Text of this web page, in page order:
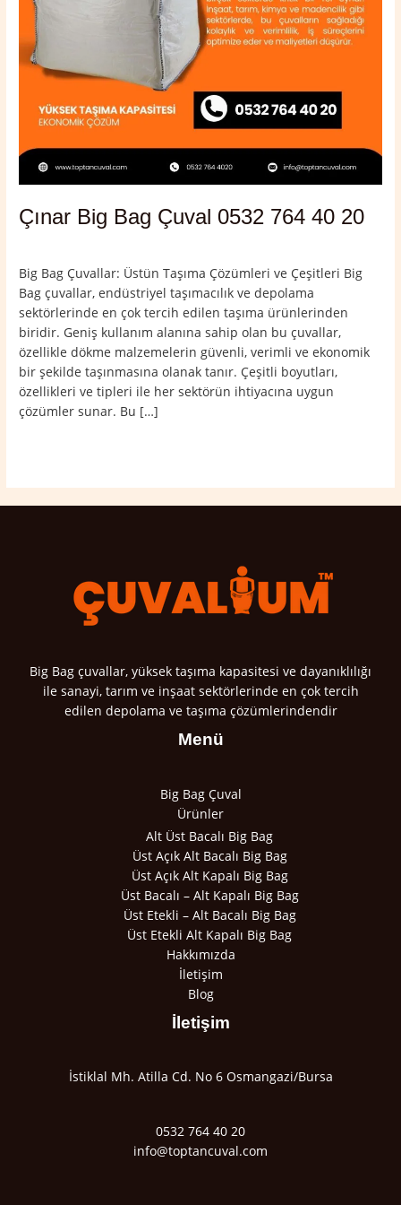
Çınar Big Bag Çuval 0532 764 40 20
Big Bag Çuvallar: Üstün Taşıma Çözümleri ve Çeşitleri Big
Bag çuvallar, endüstriyel taşımacılık ve depolama
sektörlerinde en çok tercih edilen taşıma ürünlerinden
biridir. Geniş kullanım alanına sahip olan bu çuvallar,
özellikle dökme malzemelerin güvenli, verimli ve ekonomik
bir şekilde taşınmasına olanak tanır. Çeşitli boyutları,
özellikleri ve tipleri ile her sektörün ihtiyacına uygun
çözümler sunar. Bu […]
Big Bag çuvallar, yüksek taşıma kapasitesi ve dayanıklılığı
ile sanayi, tarım ve inşaat sektörlerinde en çok tercih
edilen depolama ve taşıma çözümlerindendir
Menü
Big Bag Çuval
Ürünler
Alt Üst Bacalı Big Bag
Üst Açık Alt Bacalı Big Bag
Üst Açık Alt Kapalı Big Bag
Üst Bacalı – Alt Kapalı Big Bag
Üst Etekli – Alt Bacalı Big Bag
Üst Etekli Alt Kapalı Big Bag
Hakkımızda
İletişim
Blog
İletişim
İstiklal Mh. Atilla Cd. No 6 Osmangazi/Bursa
0532 764 40 20
info@toptancuval.com